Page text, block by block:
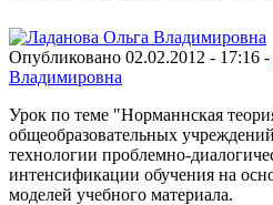
Опубликовано 02.02.2012 - 17:16 -
Владимировна
Урок по теме "Норманнская
общеобразовательных
технологии проблемно-
интенсификации обучения на
моделей учебного материала.